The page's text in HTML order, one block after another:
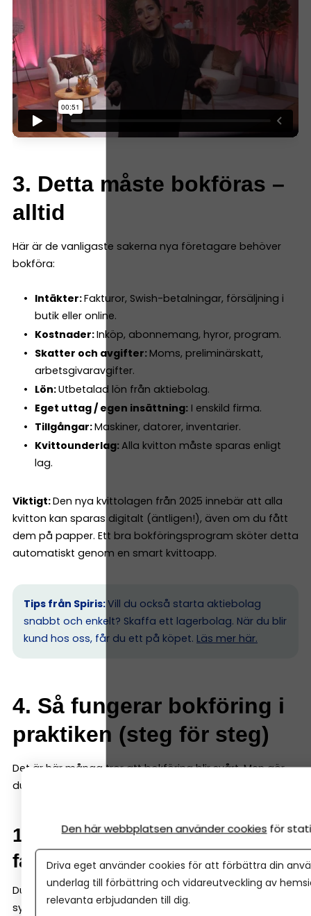
3. Detta måste bokföras –
alltid
Här är de vanligaste sakerna nya företagare behöver
bokföra:
Intäkter:Fakturor, Swish-betalningar, försäljning i
butik eller online.
Kostnader:Inköp, abonnemang, hyror, program.
Skatter och avgifter: Moms, preliminärskatt,
arbetsgivaravgifter.
Lön:Utbetalad lön från aktiebolag.
Eget uttag / egen insättning:I enskild firma.
Tillgångar:Maskiner, datorer, inventarier.
Kvittounderlag:Alla kvitton måste sparas enligt
lag.
Viktigt:Den nya kvittolagen från 2025 innebär att alla
kvitton kan sparas digitalt (äntligen!), även om du fått
dem på papper. Ett bra bokföringsprogram sköter detta
automatiskt genom en smart kvittoapp.
Tips från Spiris:Vill du också starta aktiebolag
snabbt och enkelt? Skaffa ett lagerbolag. När du blir
kund hos oss, får du ett på köpet. Läs mer här.
4. Så fungerar bokföring i
praktiken (steg för steg)
Det är här många tror att bokföring blir svårt. Men gör
du det enkelt, så är det enkelt. Här är grunderna:
1. Samla alla kvitton och
fakturor digitalt
Du ska inte spara kvitton och fakturor löst – de ska in i
systemet.
Den här webbplatsen använder cookies för
Driva eget använder cookies för att förbättra din
underlag till förbättring och vidareutveckling av
relevanta erbjudanden till dig.